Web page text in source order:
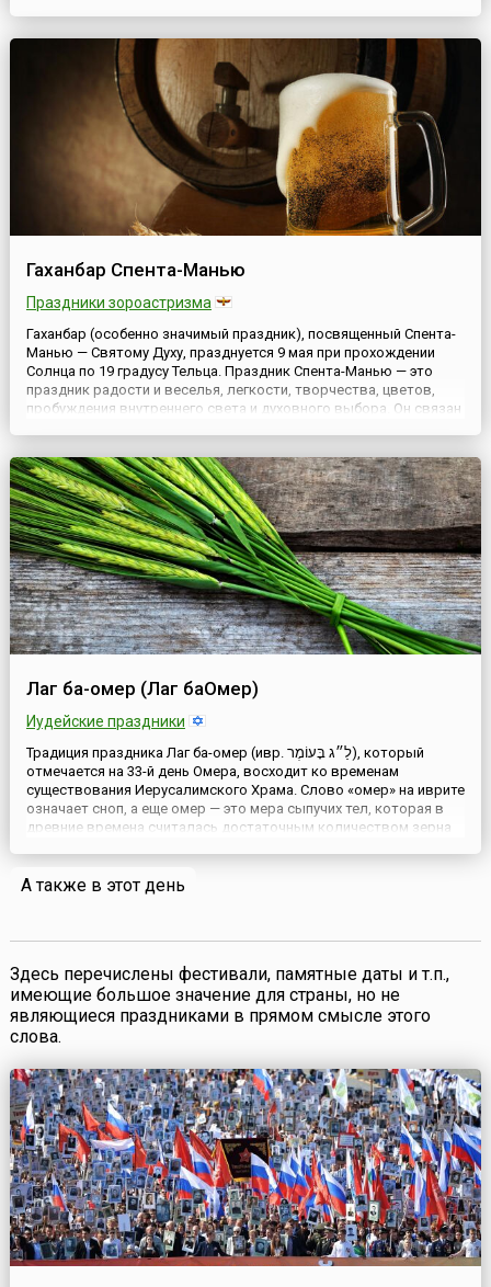
Гаханбар Спента-Манью
Праздники зороастризма
Гаханбар (особенно значимый праздник), посвященный Спента-
Манью — Святому Духу, празднуется 9 мая при прохождении
Солнца по 19 градусу Тельца. Праздник Спента-Манью — это
праздник радости и веселья, легкости, творчества, цветов,
пробуждения внутреннего света и духовного выбора. Он связан
Лаг ба-омер (Лаг баОмер)
Иудейские праздники
Традиция праздника Лаг ба-омер (ивр. לַ״ג בָּעוֹמֶר‎), который
отмечается на 33-й день Омера, восходит ко временам
существования Иерусалимского Храма. Слово «омер» на иврите
означает сноп, а еще омер — это мера сыпучих тел, которая в
древние времена считалась достаточным количеством зерна
полагалось приносить дар в Храм, а именно — сноп ячменя...
А также в этот день
Здесь перечислены фестивали, памятные даты и т.п.,
имеющие большое значение для страны, но не
являющиеся праздниками в прямом смысле этого
слова.